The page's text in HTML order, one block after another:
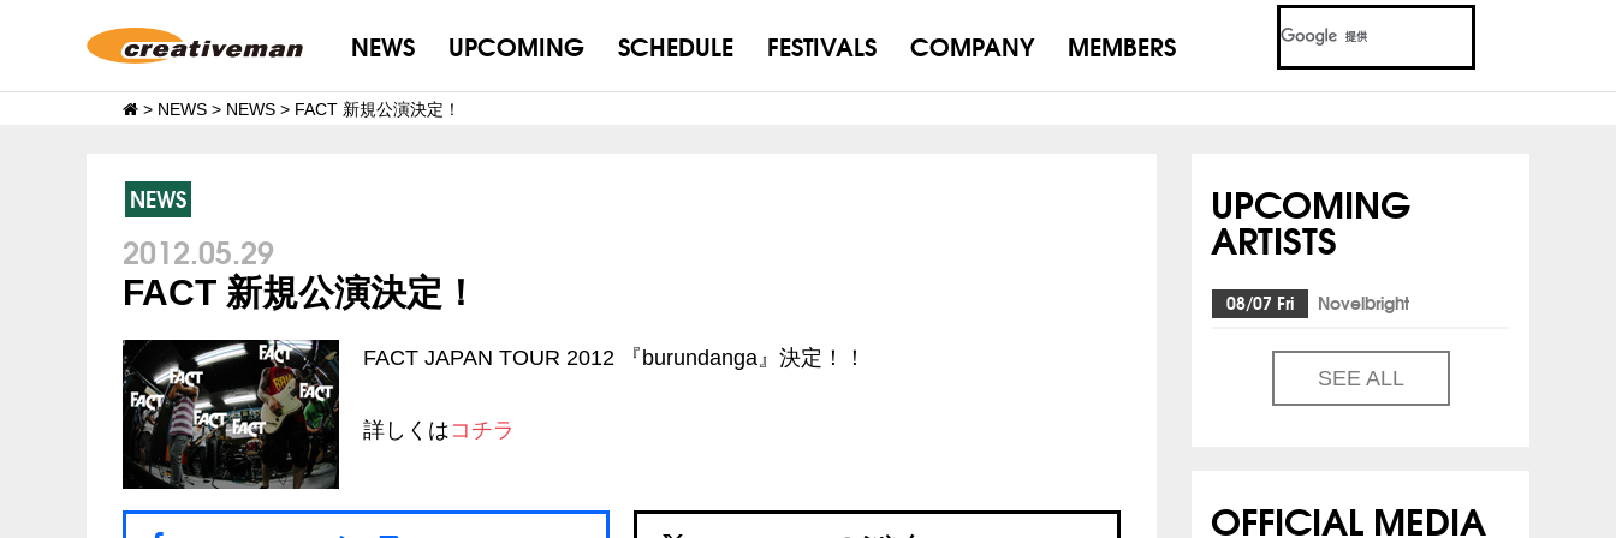
NEWS UPCOMING SCHEDULE FESTIVALS COMPANY MEMBERS
> NEWS > NEWS > FACT 新規公演決定！
NEWS
2012.05.29
FACT 新規公演決定！
FACT JAPAN TOUR 2012 『burundanga』決定！！
詳しくはコチラ
UPCOMING
ARTISTS
08/07 Fri Novelbright
SEE ALL
OFFICIAL MEDIA